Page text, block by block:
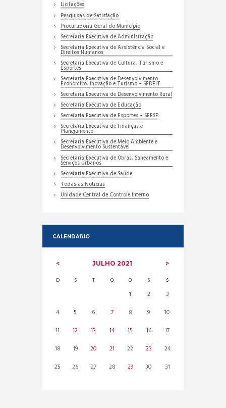
Licitações
Pesquisas de Satisfação
Procuradoria Geral do Município
Secretaria Executiva de Administração
Secretaria Executiva de Assistência Social e
Direitos Humanos
Secretaria Executiva de Cultura, Turismo e
Esportes
Secretaria Executiva de Desenvolvimento
Econômico, Inovação e Turismo – SEDEIT
Secretaria Executiva de Desenvolvimento Rural
Secretaria Executiva de Educação
Secretaria Executiva de Esportes – SEESP
Secretaria Executiva de Finanças e
Planejamento
Secretaria Executiva de Meio Ambiente e
Desenvolvimento Sustentável
Secretaria Executiva de Obras, Saneamento e
Serviços Urbanos
Secretaria Executiva de Saúde
Todas as Noticias
Unidade Central de Controle Interno
CALENDARIO
JULHO2021
D S T Q Q S S
1 2
3
4
5 6 7 8 9
10
11
12 13 14 15 16
17
18
19 20 21 22 23
24
25
26 27 28 29 30 31